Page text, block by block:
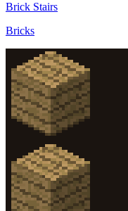
Brick Stairs
Bricks